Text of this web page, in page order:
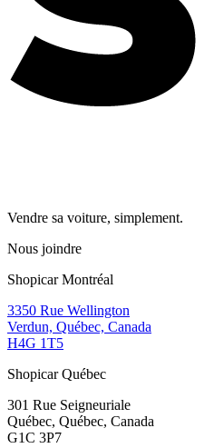
Vendre sa voiture, simplement.
Nous joindre
Shopicar Montréal
3350 Rue Wellington
Verdun, Québec, Canada
H4G 1T5
Shopicar Québec
301 Rue Seigneuriale
Québec, Québec, Canada
G1C 3P7